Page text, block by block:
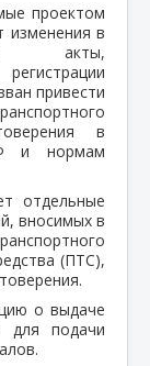
проектом
изменения в
акты,
привести
в
и нормам
отдельные
вносимых в
(ПТС),
о выдаче
для подачи